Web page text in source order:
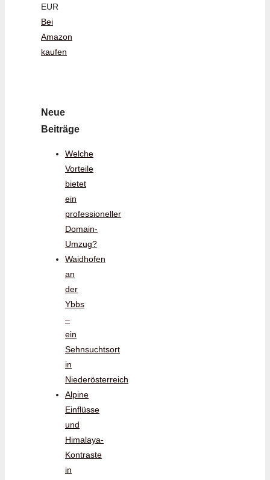
EUR
Bei
Amazon
kaufen
Neue
Beiträge
Welche
Vorteile
bietet
ein
professioneller
Domain-
Umzug?
Waidhofen
an
der
Ybbs
–
ein
Sehnsuchtsort
in
Niederösterreich
Alpine
Einflüsse
und
Himalaya-
Kontraste
in